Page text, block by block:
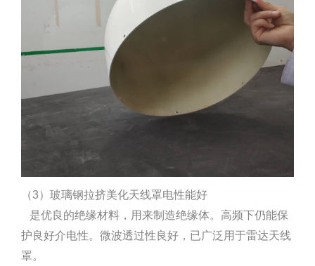
（3）玻璃钢拉挤美化天线罩电性能好
是优良的绝缘材料，用来制造绝缘体。高频下仍能保
护良好介电性。微波透过性良好，已广泛用于雷达天线
罩。